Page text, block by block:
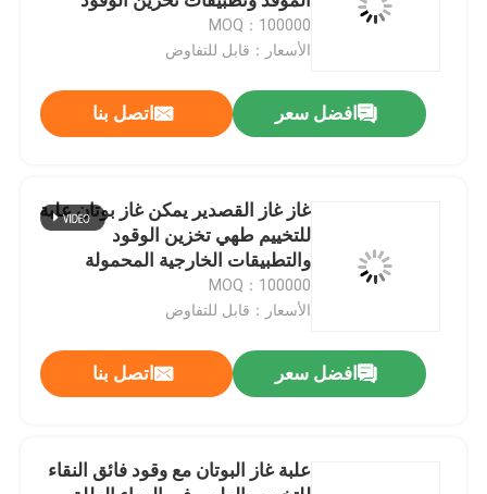
صمام خرطوشة الغاز
صمام إعادة تعبئة ولاعة الغاز
علبة غاز البوتان
صمام رذاذ الطلاء
صمام تنظيف الكربوريتر
MOQ：100000
الأسعار：قابل للتفاوض
افضل سعر اتصل بنا
غاز غاز القصدير يمكن غاز بوتان علبة
للتخييم طهي تخزين الوقود
والتطبيقات الخارجية المحمولة
MOQ：100000
الأسعار：قابل للتفاوض
افضل سعر اتصل بنا
علبة غاز البوتان مع وقود فائق النقاء